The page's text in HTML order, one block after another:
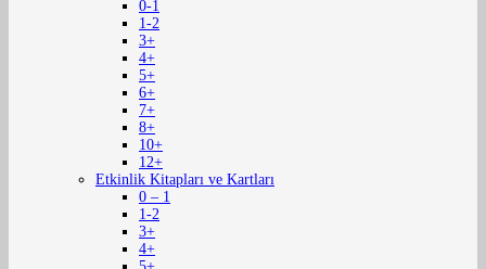
0-1
1-2
3+
4+
5+
6+
7+
8+
10+
12+
Etkinlik Kitapları ve Kartları
0 – 1
1-2
3+
4+